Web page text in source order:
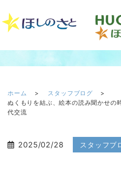
スタッ
ホーム
スタッフブログ
ぬくもりを結ぶ、絵本の読み聞か
代交流
2025/02/28 スタッフブ